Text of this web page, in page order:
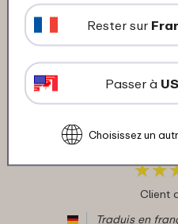
Client
Traduis en
"Sieht gut aus
★★
★★
Client
Traduis en
Rester sur
Passer à